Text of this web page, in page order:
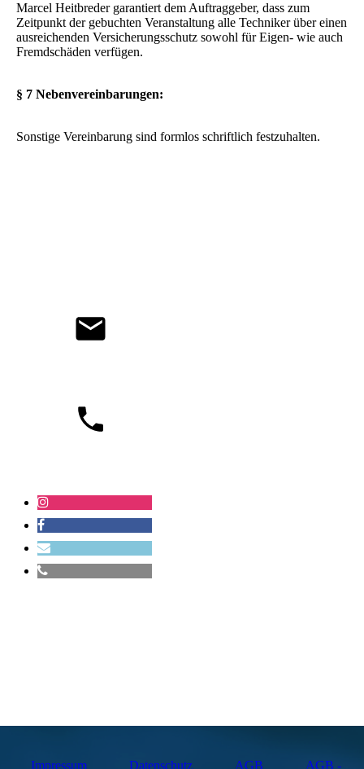
Marcel Heitbreder garantiert dem Auftraggeber, dass zum
Zeitpunkt der gebuchten Veranstaltung alle Techniker über einen
ausreichenden Versicherungsschutz sowohl für Eigen- wie auch
Fremdschäden verfügen.
§ 7 Nebenvereinbarungen:
Sonstige Vereinbarung sind formlos schriftlich festzuhalten.
Impressum Datenschutz AGB AGB -